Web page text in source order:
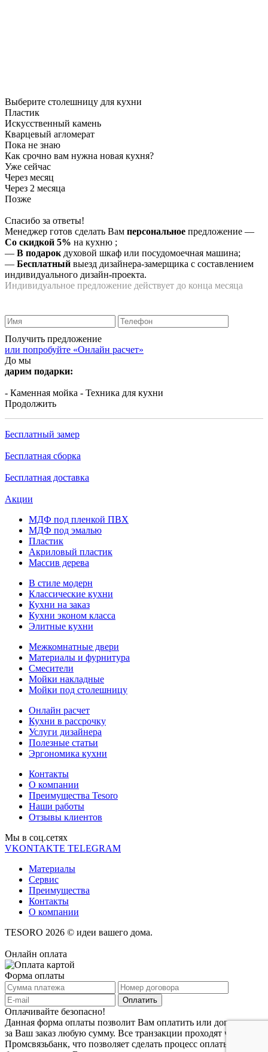
Выберите столешницу для кухни
Пластик
Искусственный камень
Кварцевый агломерат
Пока не знаю
Как срочно вам нужна новая кухня?
Уже сейчас
Через месяц
Через 2 месяца
Позже
Спасибо за ответы!
Менеджер готов сделать Вам персональное предложение —
Со скидкой 5% на кухню ;
— В подарок духовой шкаф или посудомоечная машина;
— Бесплатный выезд дизайнера-замерщика с составлением
индивидуального дизайн-проекта.
Индивидуальное предложение действует до конца месяца
Получить предложение
или попробуйте «Онлайн расчет»
До мы
дарим подарки:
- Каменная мойка - Техника для кухни
Продолжить
Бесплатный замер
Бесплатная сборка
Бесплатная доставка
Акции
МДФ под пленкой ПВХ
МДФ под эмалью
Пластик
Акриловый пластик
Массив дерева
В стиле модерн
Классические кухни
Кухни на заказ
Кухни эконом класса
Элитные кухни
Межкомнатные двери
Материалы и фурнитура
Смесители
Мойки накладные
Мойки под столешницу
Онлайн расчет
Кухни в рассрочку
Услуги дизайнера
Полезные статьи
Эргономика кухни
Контакты
О компании
Преимущества Tesoro
Наши работы
Отзывы клиентов
Мы в соц.cетях
VKONTAKTE TELEGRAM
Материалы
Сервис
Преимущества
Контакты
О компании
TESORO 2026 © идеи вашего дома.
Онлайн оплата
Форма оплаты
Оплачивайте безопасно!
Данная форма оплаты позволит Вам оплатить или доплатить
за Ваш заказ любую сумму. Все транзакции проходят через
Промсвязьбанк, что позволяет сделать процесс оплаты заказа